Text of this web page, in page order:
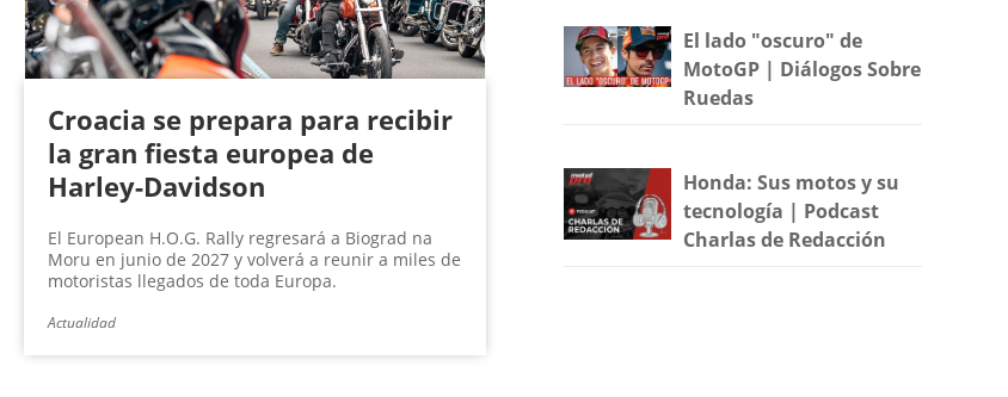
Croacia se prepara para recibir
la gran fiesta europea de
Harley-Davidson
El European H.O.G. Rally regresará a Biograd na
Moru en junio de 2027 y volverá a reunir a miles de
motoristas llegados de toda Europa.
Actualidad
El lado "oscuro" de
MotoGP | Diálogos Sobre
Ruedas
Honda: Sus motos y su
tecnología | Podcast
Charlas de Redacción